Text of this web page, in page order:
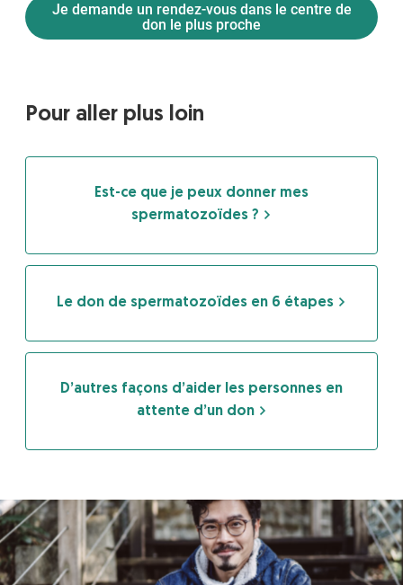
Je demande un rendez-vous dans le centre de
don le plus proche
Pour aller plus loin
Est-ce que je peux donner mes
spermatozoïdes ?
Le don de spermatozoïdes en 6 étapes
D’autres façons d’aider les personnes en
attente d’un don